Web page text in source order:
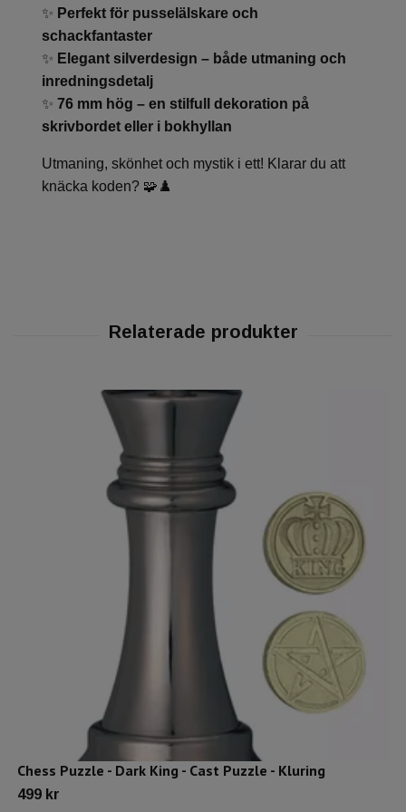
✨ Perfekt för pusselälskare och
schackfantaster
✨ Elegant silverdesign – både utmaning och
inredningsdetalj
✨ 76 mm hög – en stilfull dekoration på
skrivbordet eller i bokhyllan
Utmaning, skönhet och mystik i ett! Klarar du att
knäcka koden? 🧩♟️
Chess Puzzle - Dark King - Cast Puzzle - Kluring
499 kr